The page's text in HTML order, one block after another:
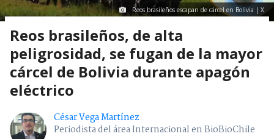
Reos brasileños escapan de cárcel en Bolivia | X
Reos brasileños, de alta
peligrosidad, se fugan de la mayor
cárcel de Bolivia durante apagón
eléctrico
César Vega Martínez
Periodista del área Internacional en BioBioChile